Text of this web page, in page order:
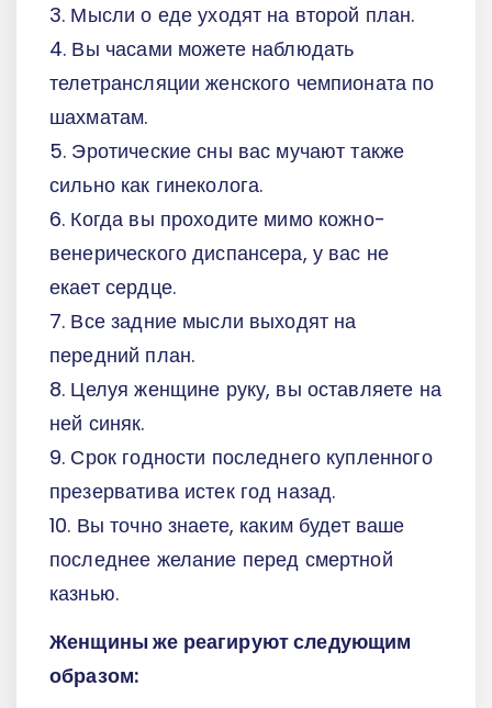
3. Мысли о еде уходят на второй план.
4. Вы часами можете наблюдать
телетрансляции женского чемпионата по
шахматам.
5. Эротические сны вас мучают также
сильно как гинеколога.
6. Когда вы проходите мимо кожно-
венерического диспансера, у вас не
екает сердце.
7. Все задние мысли выходят на
передний план.
8. Целуя женщине руку, вы оставляете на
ней синяк.
9. Срок годности последнего купленного
презерватива истек год назад.
10. Вы точно знаете, каким будет ваше
последнее желание перед смертной
казнью.
Женщины же реагируют следующим
образом: